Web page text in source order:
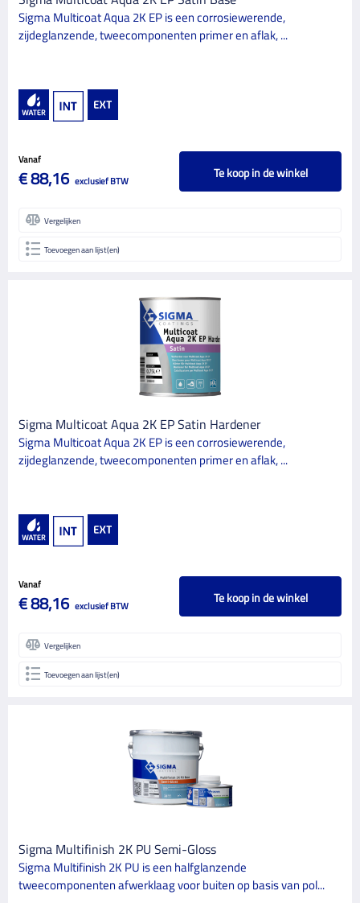
Sigma Multicoat Aqua 2K EP is een corrosiewerende,
zijdeglanzende, tweecomponenten primer en aflak, ...
Vanaf
€ 88,16 exclusief BTW Te koop in de winkel
Vergelijken
Toevoegen aan lijst(en)
Sigma Multicoat Aqua 2K EP Satin Hardener
Sigma Multicoat Aqua 2K EP is een corrosiewerende,
zijdeglanzende, tweecomponenten primer en aflak, ...
Vanaf
€ 88,16 exclusief BTW Te koop in de winkel
Vergelijken
Toevoegen aan lijst(en)
Sigma Multifinish 2K PU Semi-Gloss
Sigma Multifinish 2K PU is een halfglanzende
tweecomponenten afwerklaag voor buiten op basis van pol...